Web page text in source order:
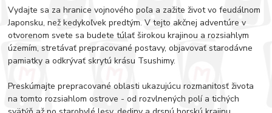
Vydajte sa za hranice vojnového poľa a zažite život vo feudálnom
Japonsku, než kedykoľvek predtým. V tejto akčnej adventúre v
otvorenom svete sa budete túlať širokou krajinou a rozsiahlym
územím, stretávať prepracované postavy, objavovať starodávne
pamiatky a odkrývať skrytú krásu Tsushimy.
Preskúmajte prepracované oblasti ukazujúcu rozmanitosť života
na tomto rozsiahlom ostrove - od rozvlnených polí a tichých